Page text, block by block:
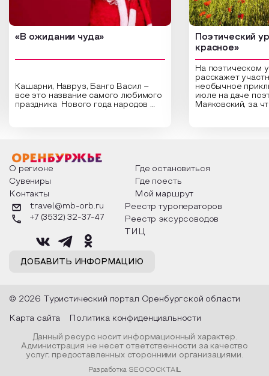
«В ожидании чуда»
Кашарни, Навруз, Банго Васил –
все это название самого любимого
праздника Нового года народов
о том, как встречают новый год в
разных уголках страны, какие
обряды совершают на удачу и
благополучие, в чем схожи и
различаются традиции. Кто такой
Дед Мороз и откуда он пришел, как
его называют в разных уголках
страны и как появились елочные
Поэтический
красное»
На поэтическом
расскажет
необычное
июле на даче
Маяковский, за
Твардовского и
каждой строчке
восхищение
яркому времени
О регионе
Где остановиться
Сувениры
Где поесть
Контакты
Мой маршрут
ДОБАВИТЬ ИНФОРМАЦИЮ
travel@mb-orb.ru
+7 (3532) 32-37-47
Реестр туроператоров
Реестр эксурсоводов
ТИЦ
© 2026 Туристический портал Оренбургской области
Карта сайта Политика конфиденциальности
Данный ресурс носит информационный характер.
Администрация не несет ответственности за качество
услуг, предоставленных сторонними организациями.
Разработка SEOCOCKTAIL